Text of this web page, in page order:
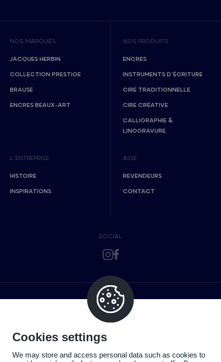
NOS MARQUES
JACQUES HERBIN
COLLECTION PRESTIGE
BRAUSE
ENCRES BEAUX-ART
NOS PRODUITS
ENCRES
INSTRUMENTS D’ÉCRITURE
CIRE TRADITIONNELLE
CIRE CRÉATIVE
CALLIGRAPHIE &
LINOGRAVURE
L’ENTREPRISE
HISTOIRE
INSPIRATIONS
AIDE
REVENDEURS
CONTACT
SOCIAL
Cookies settings
We may store and access personal data such as cookies to